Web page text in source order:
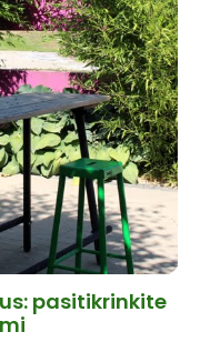
pasitikrinkite